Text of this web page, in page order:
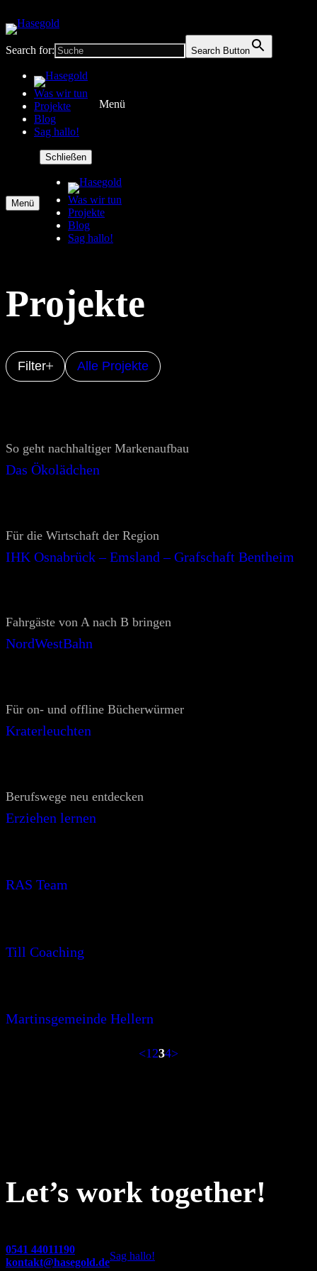
Search for: Search Button
Was wir tun
Projekte
Blog
Sag hallo!
Menü
Menü
Schließen
Was wir tun
Projekte
Blog
Sag hallo!
Projekte
Filter Alle Projekte
So geht nachhaltiger Markenaufbau
Das Ökolädchen
Für die Wirtschaft der Region
IHK Osnabrück – Emsland – Grafschaft Bentheim
Fahrgäste von A nach B bringen
NordWestBahn
Für on- und offline Bücherwürmer
Kraterleuchten
Berufswege neu entdecken
Erziehen lernen
RAS Team
Till Coaching
Martinsgemeinde Hellern
<1 234>
Let’s work together!
0541 44011190
kontakt@hasegold.de
Sag hallo!